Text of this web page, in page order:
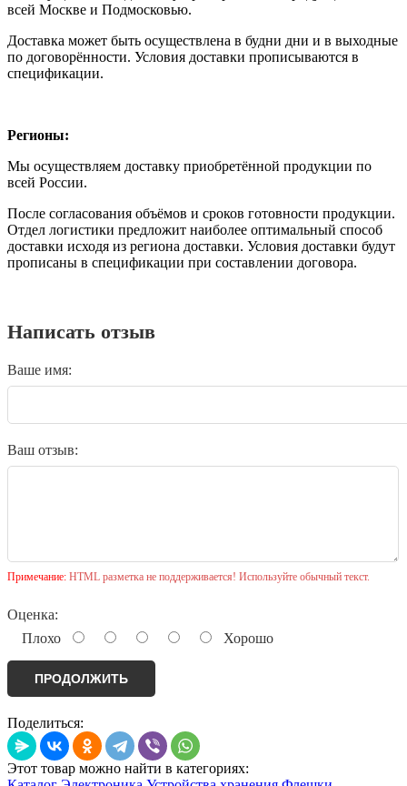
всей Москве и Подмосковью.
Доставка может быть осуществлена в будни дни и в выходные
по договорённости. Условия доставки прописываются в
спецификации.
Регионы:
Мы осуществляем доставку приобретённой продукции по
всей России.
После согласования объёмов и сроков готовности продукции.
Отдел логистики предложит наиболее оптимальный способ
доставки исходя из региона доставки. Условия доставки будут
прописаны в спецификации при составлении договора.
Написать отзыв
Ваше имя:
Ваш отзыв:
Примечание: HTML разметка не поддерживается! Используйте обычный текст.
Оценка:
Плохо
Хорошо
ПРОДОЛЖИТЬ
Поделиться:
Этот товар можно найти в категориях: